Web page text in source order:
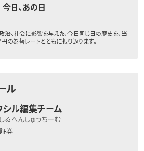
今日、あの日
、社会に影響を与えた、今日同じ日の歴史を、当
の為替レートとともに振り返ります。
ル
シル編集チーム
るへんしゅうちーむ
券